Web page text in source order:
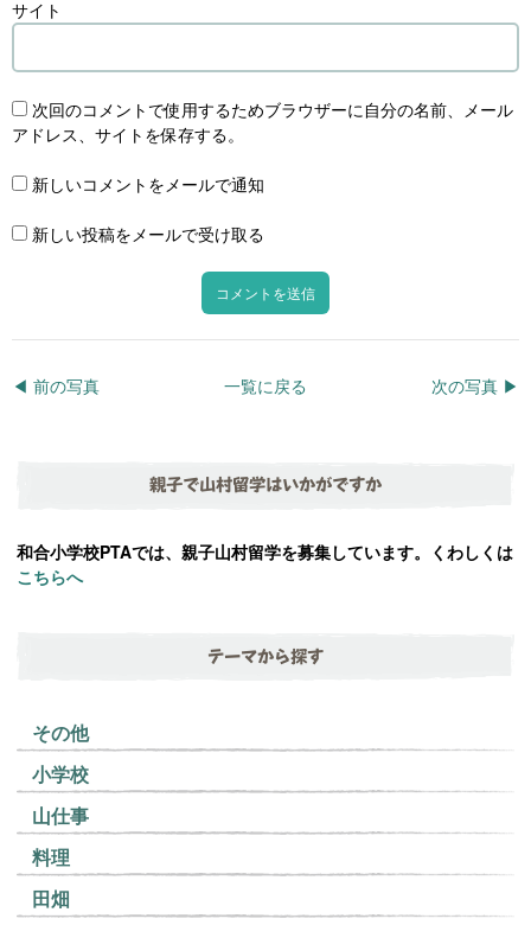
サイト
次回のコメントで使用するためブラウザーに自分の名前、メール
アドレス、サイトを保存する。
新しいコメントをメールで通知
新しい投稿をメールで受け取る
◀︎ 前の写真 次の写真 ▶︎
一覧に戻る
親子で山村留学はいかがですか
和合小学校PTAでは、親子山村留学を募集しています。くわしくは
こちらへ
テーマから探す
その他
小学校
山仕事
料理
田畑